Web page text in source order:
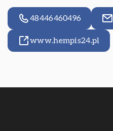
48446460496
www.hempis24.pl